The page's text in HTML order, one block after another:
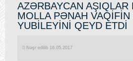
AZƏRBAYCAN AŞIQLAR
MOLLA PƏNAH VAQİFİN
YUBİLEYİNİ QEYD ETDİ
Nəşr edilib 16.05.2017